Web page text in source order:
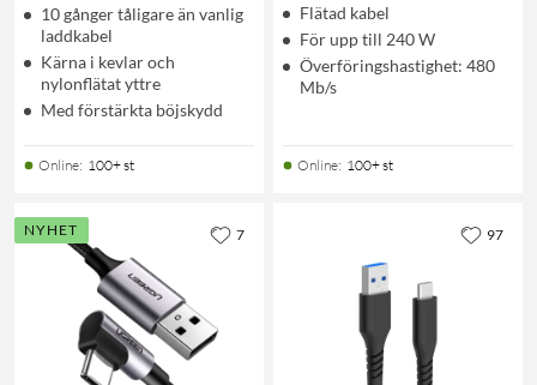
10 gånger tåligare än vanlig
laddkabel
Kärna i kevlar och
nylonflätat yttre
Med förstärkta böjskydd
Online: 100+ st
Flätad kabel
För upp till 240 W
Överföringshastighet: 480
Mb/s
Online: 100+ st
NYHET 7 97